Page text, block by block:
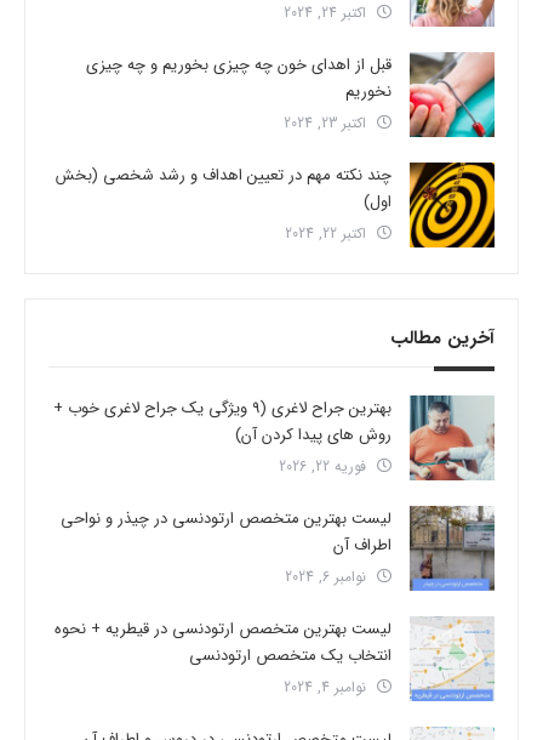
اکتبر 24, 2024
قبل از اهدای خون چه چیزی بخوریم و چه چیزی
نخوریم
اکتبر 23, 2024
چند نکته مهم در تعیین اهداف و رشد شخصی (بخش
اول)
اکتبر 22, 2024
آخرین مطالب
بهترین جراح لاغری (9 ویژگی یک جراح لاغری خوب +
روش های پیدا کردن آن)
فوریه 22, 2026
لیست بهترین متخصص ارتودنسی در چیذر و نواحی
اطراف آن
نوامبر 6, 2024
لیست بهترین متخصص ارتودنسی در قیطریه + نحوه
انتخاب یک متخصص ارتودنسی
نوامبر 4, 2024